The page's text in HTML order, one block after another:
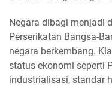
Negara dibagi menjadi
Perserikatan Bangsa-
negara berkembang.
status ekonomi seperti
industrialisasi, standar